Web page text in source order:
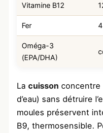
Vitamine B12
Fer
Oméga-3
(EPA/DHA)
La cuisson concentre
d’eau) sans détruire
moules préservent
B9, thermosensible.